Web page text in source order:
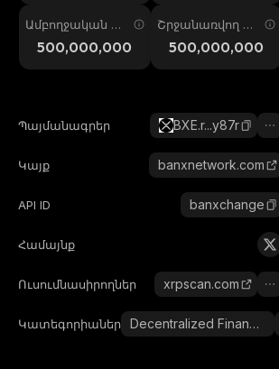
Ամբողջական առ
աջարկ
500,000,000
Շրջանառվող առ
աջարկ
500,000,000
Պայմանագրեր BXE.r...y87r
Կայք banxnetwork.com
API ID banxchange
Համայնք
Ուսումնասիրողներ xrpscan.com
Կատեգորիաներ Decentralized Finance (DeFi)